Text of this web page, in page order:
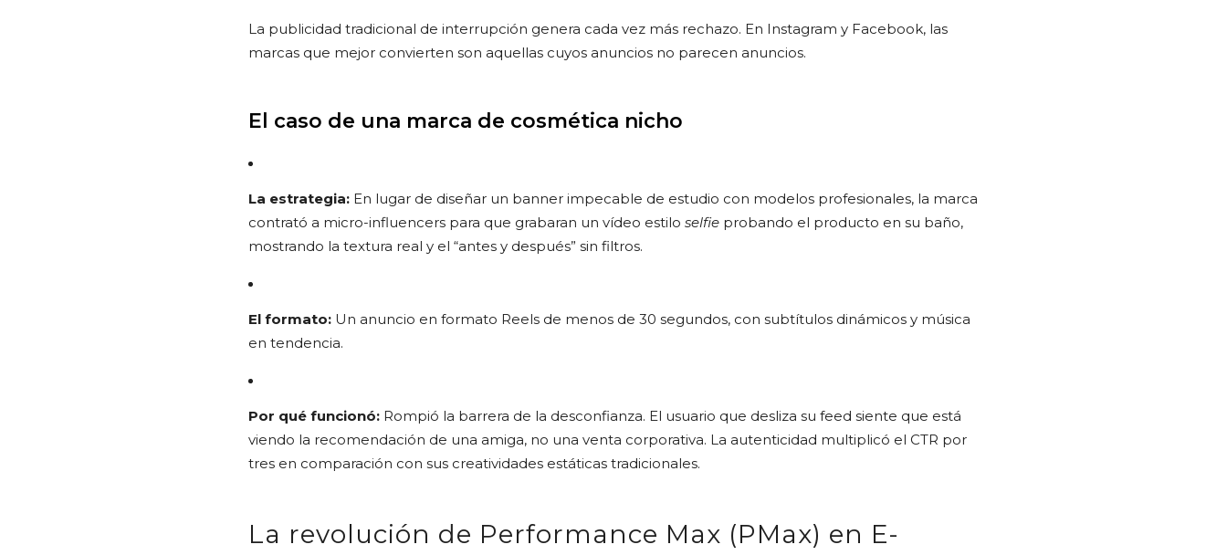
La publicidad tradicional de interrupción genera cada vez más rechazo. En Instagram y Facebook, las
marcas que mejor convierten son aquellas cuyos anuncios no parecen anuncios.
El caso de una marca de cosmética nicho
La estrategia: En lugar de diseñar un banner impecable de estudio con modelos profesionales, la marca
contrató a micro-influencers para que grabaran un vídeo estilo selfie probando el producto en su baño,
mostrando la textura real y el “antes y después” sin filtros.
El formato: Un anuncio en formato Reels de menos de 30 segundos, con subtítulos dinámicos y música
en tendencia.
Por qué funcionó: Rompió la barrera de la desconfianza. El usuario que desliza su feed siente que está
viendo la recomendación de una amiga, no una venta corporativa. La autenticidad multiplicó el CTR por
tres en comparación con sus creatividades estáticas tradicionales.
La revolución de Performance Max (PMax) en E-